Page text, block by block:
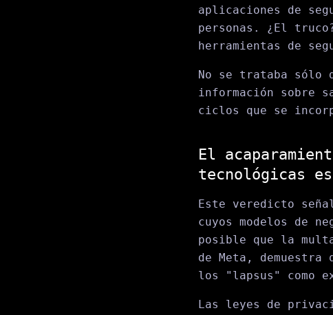
aplicaciones de
personas. ¿El
herramientas de
No se trataba sólo
información sobre
ciclos que se
El
tecnológicas
Este veredicto
cuyos modelos de
posible que la
de Meta,
los "lapsus" como
Las leyes de